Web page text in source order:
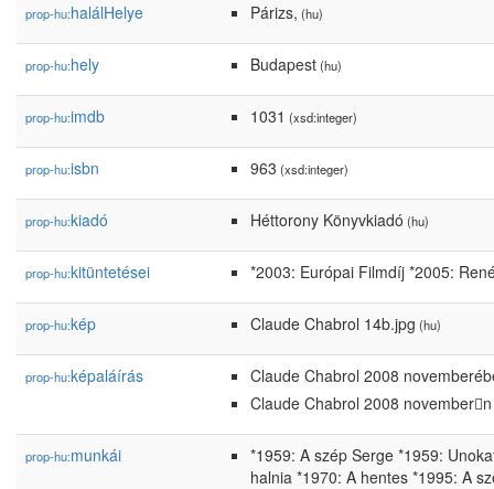
prop-hu:halálHelye Párizs, (hu)
prop-hu:hely Budapest(hu)
prop-hu:imdb 1031 (xsd:integer)
prop-hu:isbn 963 (xsd:integer)
prop-hu:kiadó Héttorony Könyvkiadó (hu)
prop-hu:kitüntetései *2003: Európai Filmdíj *2005:
prop-hu:kép Claude Chabrol 14b.jpg (hu)
prop-hu:képaláírás
Claude Chabrol 2008
Claude Chabrol 2008 novembern
prop-hu:munkái
*1959: A szép Serge *1959:
halnia *1970: A hentes *1995: A